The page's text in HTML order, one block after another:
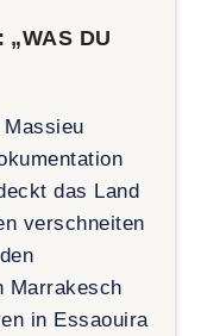
„WAS DU
das Land
verschneiten
Marrakesch
in Essaouira